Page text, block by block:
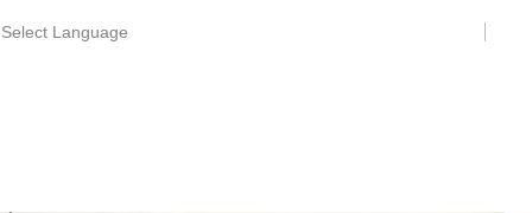
Select Language